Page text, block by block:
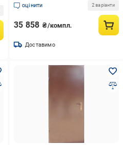
оцінити 2 варіанти
35 858 ₴/компл.
Доставимо